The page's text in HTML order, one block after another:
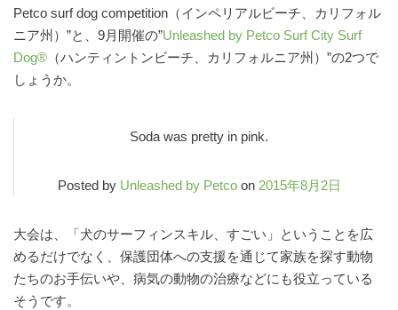
Petco surf dog competition（インペリアルビーチ、カリフォル
ニア州）”と、9月開催の”Unleashed by Petco Surf City Surf
Dog® （ハンティントンビーチ、カリフォルニア州）”の2つで
しょうか。
Soda was pretty in pink.
Posted by Unleashed by Petcoon 2015年8月2日
大会は、「犬のサーフィンスキル、すごい」ということを広
めるだけでなく、保護団体への支援を通じて家族を探す動物
たちのお手伝いや、病気の動物の治療などにも役立っている
そうです。